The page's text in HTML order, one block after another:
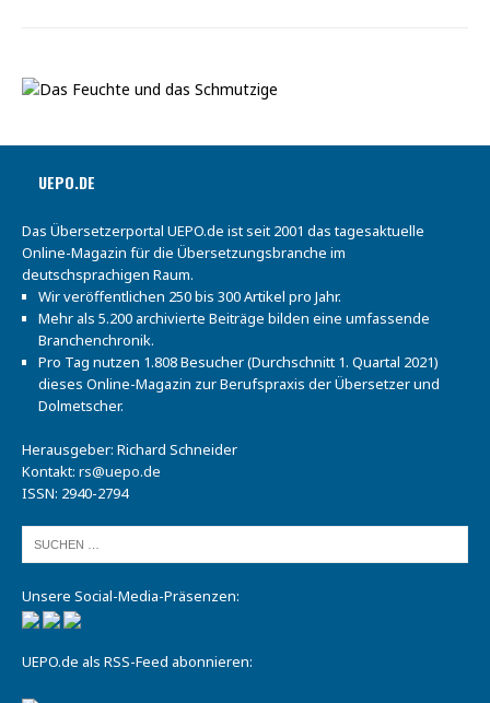
UEPO.DE
Das Übersetzerportal UEPO.de ist seit 2001 das tagesaktuelle
Online-Magazin für die Übersetzungsbranche im
deutschsprachigen Raum.
Wir veröffentlichen 250 bis 300 Artikel pro Jahr.
Mehr als 5.200 archivierte Beiträge bilden eine umfassende
Branchenchronik.
Pro Tag nutzen 1.808 Besucher (Durchschnitt 1. Quartal 2021)
dieses Online-Magazin zur Berufspraxis der Übersetzer und
Dolmetscher.
Herausgeber: Richard Schneider
Kontakt: rs@uepo.de
ISSN: 2940-2794
Unsere Social-Media-Präsenzen:
UEPO.de als RSS-Feed abonnieren: